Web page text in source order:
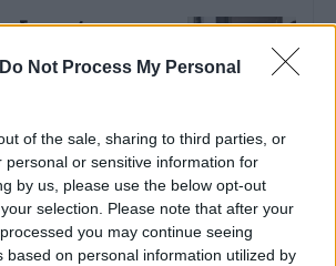
Do Not Process My Personal
of the sale, sharing to third parties, or
personal or sensitive information for
by us, please use the below opt-out
selection. Please note that after your
you may continue seeing
based on personal information utilized by
δεν πρέπει να
έχουν
εξωσωματικής, με
της Be-Live